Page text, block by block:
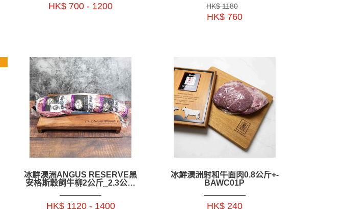
HK$ 700 - 1200 HK$ 1180
HK$ 760
冰鮮澳洲ANGUS RESERVE黑
安格斯穀飼牛柳2公斤_2.3公斤
HK$ 1120 - 1400
冰鮮澳洲射和牛面肉0.8公斤+-
BAWC01P
HK$ 240